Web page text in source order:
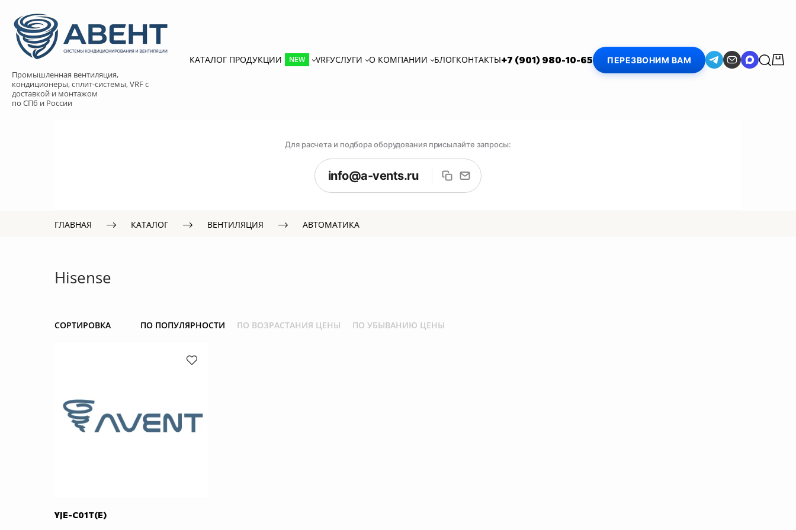
Промышленная вентиляция,
кондиционеры, сплит-системы, VRF с
доставкой и монтажом
по СПб и России
КАТАЛОГ ПРОДУКЦИИ NEW VRFУСЛУГИ О КОМПАНИИ БЛОГКОНТАКТЫ+7 (901) 980-10-65 ПЕРЕЗВОНИМ ВАМ
Для расчета и подбора оборудования присылайте запросы:
info@a-vents.ru
ГЛАВНАЯ КАТАЛОГ ВЕНТИЛЯЦИЯ АВТОМАТИКА
Hisense
СОРТИРОВКА ПО ПОПУЛЯРНОСТИ ПО ВОЗРАСТАНИЯ ЦЕНЫ ПО УБЫВАНИЮ ЦЕНЫ
YJE-C01T(Е)